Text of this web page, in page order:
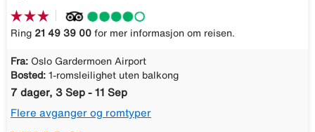
Ring 21 49 39 00 for mer informasjon om reisen.
Fra: Oslo Gardermoen Airport
Bosted: 1-romsleilighet uten balkong
7 dager, 3 Sep - 11 Sep
Flere avganger og romtyper